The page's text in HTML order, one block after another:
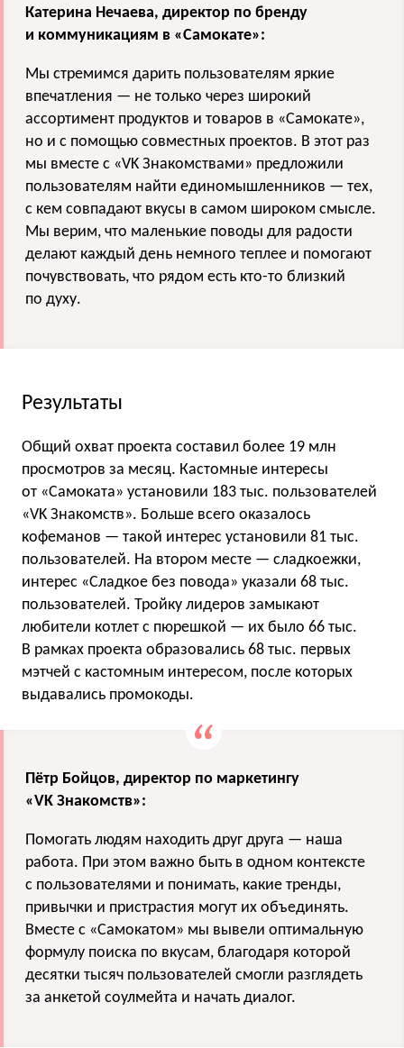
Катерина Нечаева, директор по бренду
и коммуникациям в «Самокате»:
Мы стремимся дарить пользователям яркие
впечатления — не только через широкий
ассортимент продуктов и товаров в «Самокате»,
но и с помощью совместных проектов. В этот раз
мы вместе с «VK Знакомствами» предложили
пользователям найти единомышленников — тех,
с кем совпадают вкусы в самом широком смысле.
Мы верим, что маленькие поводы для радости
делают каждый день немного теплее и помогают
почувствовать, что рядом есть кто-то близкий
по духу.
Результаты
Общий охват проекта составил более 19 млн
просмотров за месяц. Кастомные интересы
от «Самоката» установили 183 тыс. пользователей
«VK Знакомств». Больше всего оказалось
кофеманов — такой интерес установили 81 тыс.
пользователей. На втором месте — сладкоежки,
интерес «Сладкое без повода» указали 68 тыс.
пользователей. Тройку лидеров замыкают
любители котлет с пюрешкой — их было 66 тыс.
В рамках проекта образовались 68 тыс. первых
мэтчей с кастомным интересом, после которых
выдавались промокоды.
Пётр Бойцов, директор по маркетингу
«VK Знакомств»:
Помогать людям находить друг друга — наша
работа. При этом важно быть в одном контексте
с пользователями и понимать, какие тренды,
привычки и пристрастия могут их объединять.
Вместе с «Самокатом» мы вывели оптимальную
формулу поиска по вкусам, благодаря которой
десятки тысяч пользователей смогли разглядеть
за анкетой соулмейта и начать диалог.